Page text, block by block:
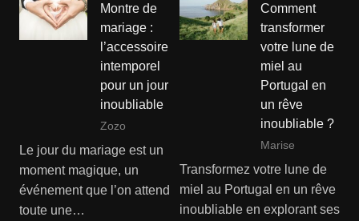
Montre de
mariage :
l’accessoire
intemporel
pour un jour
inoubliable
Zozo
Le jour du mariage est un
moment magique, un
événement que l’on attend
toute une…
Comment
transformer
votre lune de
miel au
Portugal en
un rêve
inoubliable ?
Marise
Transformez votre lune de
miel au Portugal en un rêve
inoubliable en explorant ses